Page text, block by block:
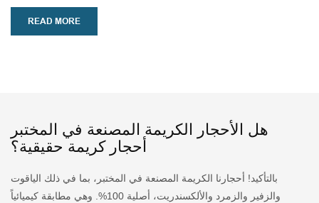
READ MORE
هل الأحجار الكريمة المصنعة في المختبر
أحجار كريمة حقيقية؟
بالتأكيد! أحجارنا الكريمة المصنعة في المختبر، بما في ذلك الياقوت
والزفير والزمرد والألكسندريت، أصلية 100%. وهي مطابقة كيميائياً